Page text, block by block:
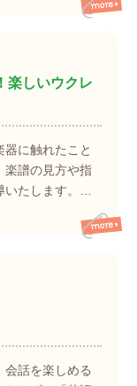
楽しいウクレ
に触れたこと
楽譜の見方や指
いたします。…
会話を楽しめる